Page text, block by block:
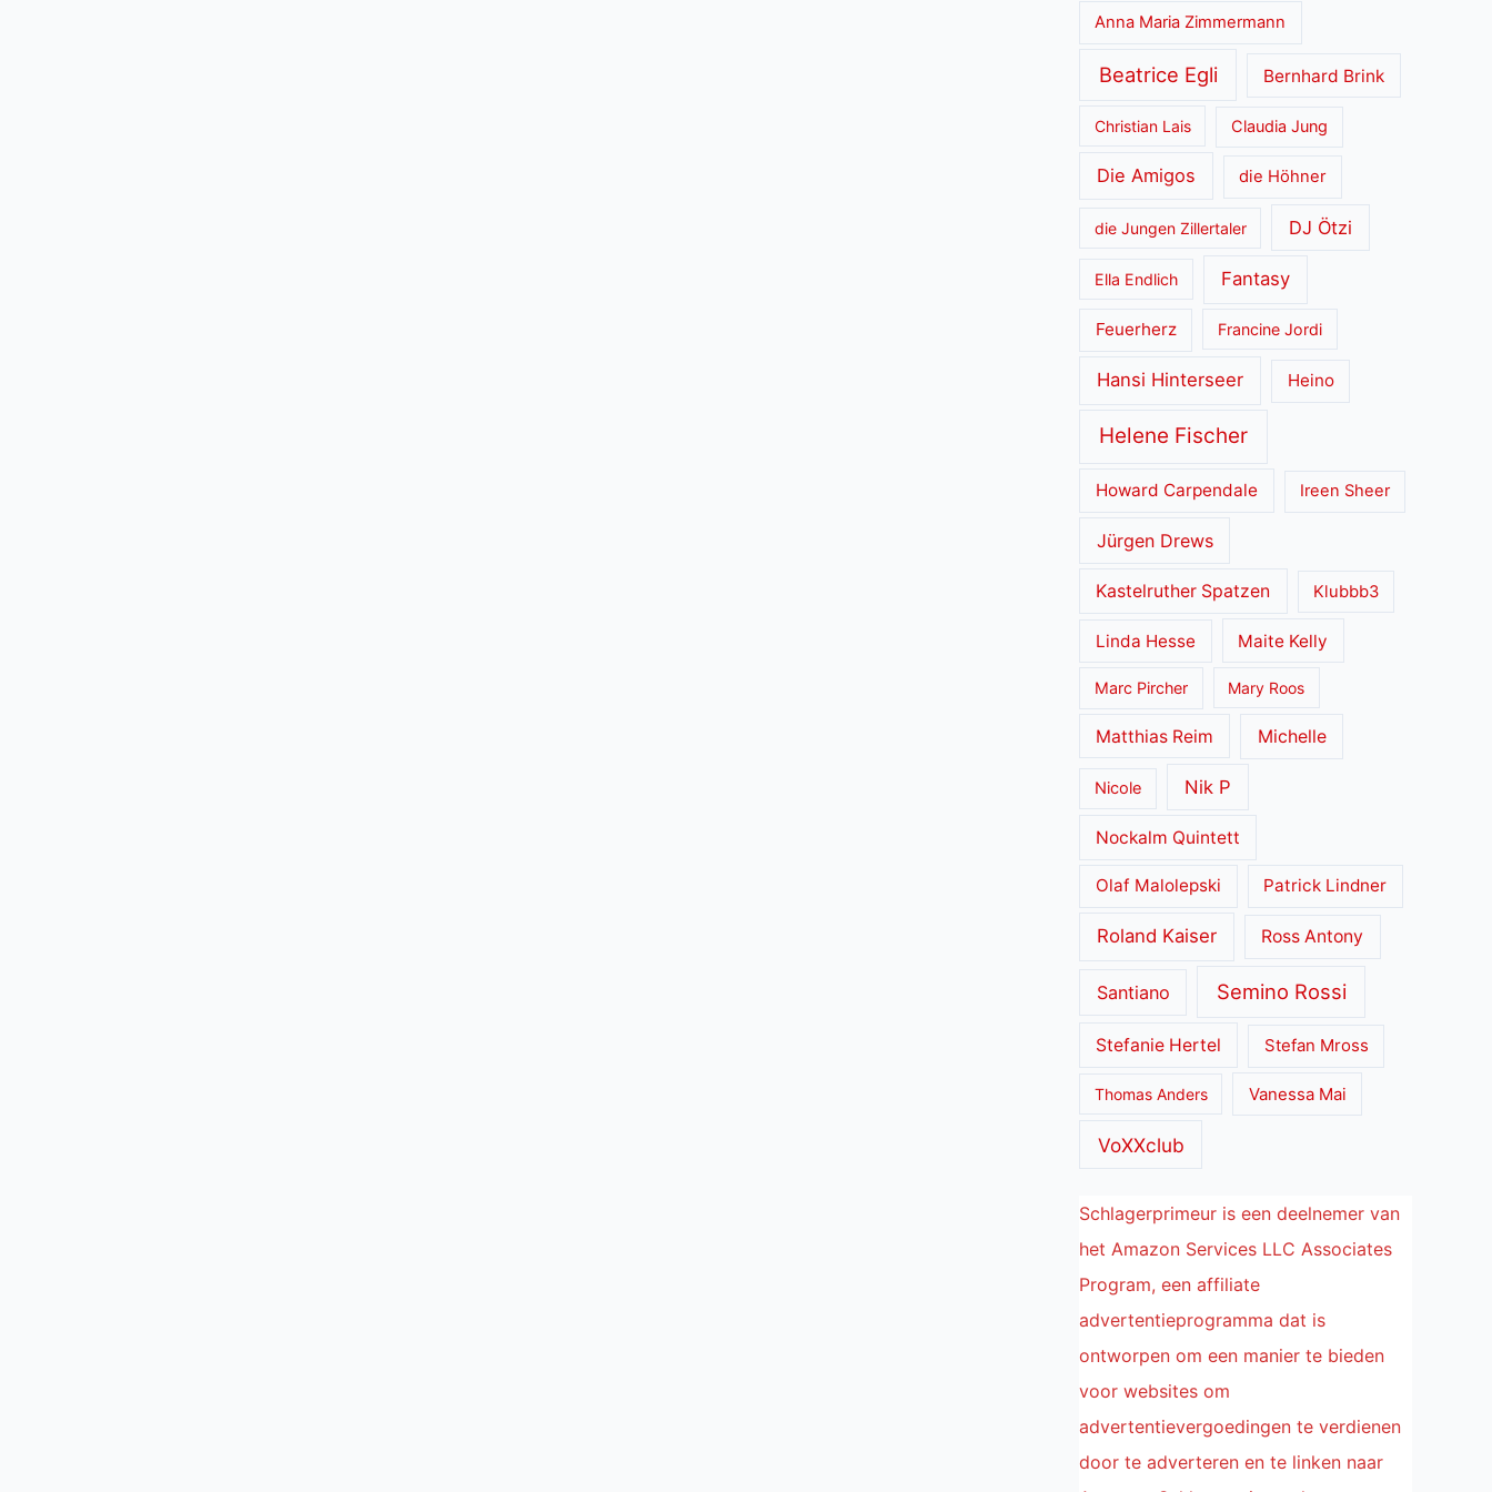
Anna Maria Zimmermann
Beatrice Egli Bernhard Brink
Christian Lais Claudia Jung
Die Amigos die Höhner
die Jungen Zillertaler DJ Ötzi
Ella Endlich Fantasy
Feuerherz Francine Jordi
Hansi Hinterseer Heino
Helene Fischer
Howard Carpendale Ireen Sheer
Jürgen Drews
Kastelruther Spatzen Klubbb3
Linda Hesse Maite Kelly
Marc Pircher Mary Roos
Matthias Reim Michelle
Nicole Nik P
Nockalm Quintett
Olaf Malolepski Patrick Lindner
Roland Kaiser Ross Antony
Santiano Semino Rossi
Stefanie Hertel Stefan Mross
Thomas Anders Vanessa Mai
VoXXclub
Schlagerprimeur is een deelnemer van
het Amazon Services LLC Associates
Program, een affiliate
advertentieprogramma dat is
ontworpen om een manier te bieden
voor websites om
advertentievergoedingen te verdienen
door te adverteren en te linken naar